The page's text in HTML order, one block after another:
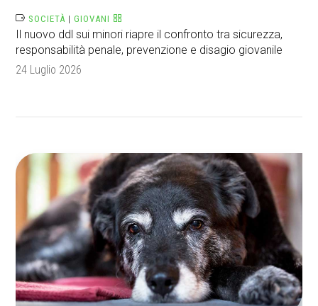
SOCIETÀ |GIOVANI
Il nuovo ddl sui minori riapre il confronto tra sicurezza,
responsabilità penale, prevenzione e disagio giovanile
24 Luglio 2026